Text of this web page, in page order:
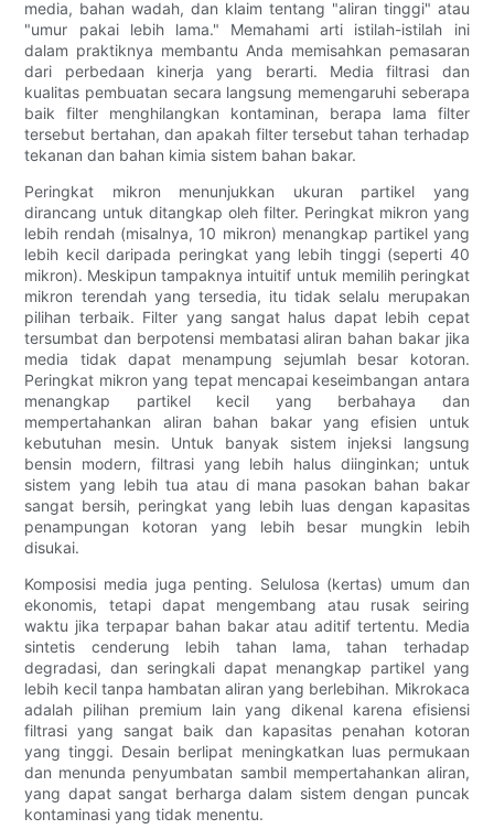
media, bahan wadah, dan klaim tentang "aliran tinggi" atau
"umur pakai lebih lama." Memahami arti istilah-istilah ini
dalam praktiknya membantu Anda memisahkan pemasaran
dari perbedaan kinerja yang berarti. Media filtrasi dan
kualitas pembuatan secara langsung memengaruhi seberapa
baik filter menghilangkan kontaminan, berapa lama filter
tersebut bertahan, dan apakah filter tersebut tahan terhadap
tekanan dan bahan kimia sistem bahan bakar.
Peringkat mikron menunjukkan ukuran partikel yang
dirancang untuk ditangkap oleh filter. Peringkat mikron yang
lebih rendah (misalnya, 10 mikron) menangkap partikel yang
lebih kecil daripada peringkat yang lebih tinggi (seperti 40
mikron). Meskipun tampaknya intuitif untuk memilih peringkat
mikron terendah yang tersedia, itu tidak selalu merupakan
pilihan terbaik. Filter yang sangat halus dapat lebih cepat
tersumbat dan berpotensi membatasi aliran bahan bakar jika
media tidak dapat menampung sejumlah besar kotoran.
Peringkat mikron yang tepat mencapai keseimbangan antara
menangkap partikel kecil yang berbahaya dan
mempertahankan aliran bahan bakar yang efisien untuk
kebutuhan mesin. Untuk banyak sistem injeksi langsung
bensin modern, filtrasi yang lebih halus diinginkan; untuk
sistem yang lebih tua atau di mana pasokan bahan bakar
sangat bersih, peringkat yang lebih luas dengan kapasitas
penampungan kotoran yang lebih besar mungkin lebih
disukai.
Komposisi media juga penting. Selulosa (kertas) umum dan
ekonomis, tetapi dapat mengembang atau rusak seiring
waktu jika terpapar bahan bakar atau aditif tertentu. Media
sintetis cenderung lebih tahan lama, tahan terhadap
degradasi, dan seringkali dapat menangkap partikel yang
lebih kecil tanpa hambatan aliran yang berlebihan. Mikrokaca
adalah pilihan premium lain yang dikenal karena efisiensi
filtrasi yang sangat baik dan kapasitas penahan kotoran
yang tinggi. Desain berlipat meningkatkan luas permukaan
dan menunda penyumbatan sambil mempertahankan aliran,
yang dapat sangat berharga dalam sistem dengan puncak
kontaminasi yang tidak menentu.